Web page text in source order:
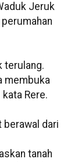
Jeruk
terulang.
membuka
Rere.
berawal dari
tanah